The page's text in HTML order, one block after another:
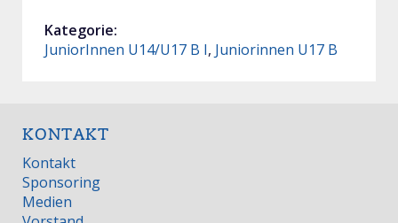
Kategorie:
JuniorInnen U14/U17 B I, Juniorinnen U17 B
KONTAKT
Kontakt
Sponsoring
Medien